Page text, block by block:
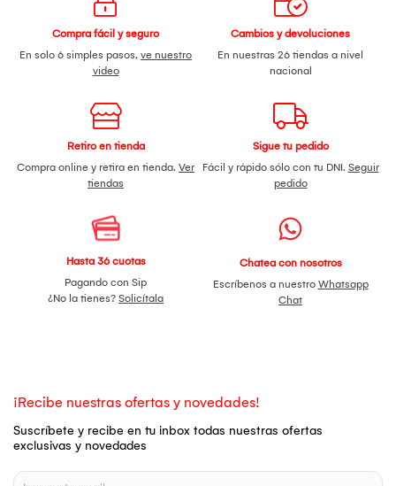
Compra fácil y seguro
En solo 6 simples pasos, ve nuestro
video
Cambios y devoluciones
En nuestras 26 tiendas a nivel
nacional
Retiro en tienda
Compra online y retira en tienda. Ver
tiendas
Sigue tu pedido
Fácil y rápido sólo con tu DNI. Seguir
pedido
Hasta 36 cuotas
Pagando con Sip
¿No la tienes? Solicítala
Chatea con nosotros
Escríbenos a nuestro Whatsapp
Chat
¡Recibe nuestras ofertas y novedades!
Suscríbete y recibe en tu inbox todas nuestras ofertas
exclusivas y novedades